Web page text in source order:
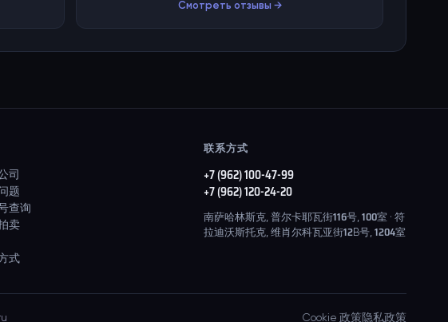
Смотреть отзывы →
司
题
查询
卖
式
联系方式
+7 (962) 100-47-99
+7 (962) 120-24-20
南萨哈林斯克, 普尔卡耶瓦街116号, 100室 · 符
拉迪沃斯托克, 维肖尔科瓦亚街12B号, 1204室
Cookie 政策 隐私政策